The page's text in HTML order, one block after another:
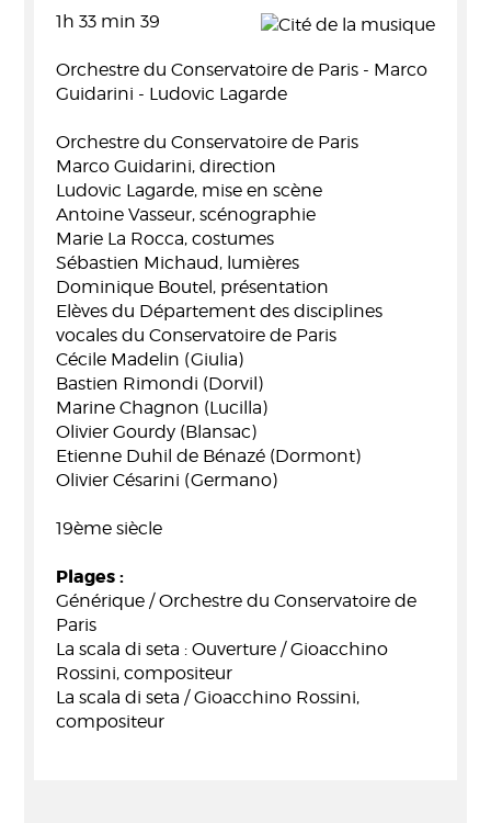
1h 33 min 39
Orchestre du Conservatoire de Paris - Marco
Guidarini - Ludovic Lagarde
Orchestre du Conservatoire de Paris
Marco Guidarini, direction
Ludovic Lagarde, mise en scène
Antoine Vasseur, scénographie
Marie La Rocca, costumes
Sébastien Michaud, lumières
Dominique Boutel, présentation
Elèves du Département des disciplines
vocales du Conservatoire de Paris
Cécile Madelin (Giulia)
Bastien Rimondi (Dorvil)
Marine Chagnon (Lucilla)
Olivier Gourdy (Blansac)
Etienne Duhil de Bénazé (Dormont)
Olivier Césarini (Germano)
19ème siècle
Plages :
Générique / Orchestre du Conservatoire de
Paris
La scala di seta : Ouverture / Gioacchino
Rossini, compositeur
La scala di seta / Gioacchino Rossini,
compositeur